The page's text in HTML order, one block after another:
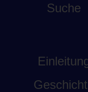
Suche